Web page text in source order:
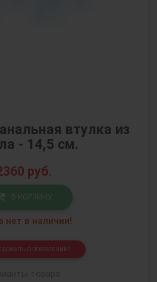
втулка из
- 14,5 см.
руб.
В КОРЗИНУ
нет в наличии!
О ПОЯВЛЕНИИ?